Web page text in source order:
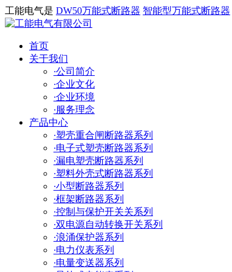
工能电气是 DW50万能式断路器 智能型万能式断路器
首页
关于我们
·公司简介
·企业文化
·企业环境
·服务理念
产品中心
·塑壳重合闸断路器系列
·电子式塑壳断路器系列
·漏电塑壳断路器系列
·塑料外壳式断路器系列
·小型断路器系列
·框架断路器系列
·控制与保护开关关系列
·双电源自动转换开关系列
·浪涌保护器系列
·电力仪表系列
·电量变送器系列